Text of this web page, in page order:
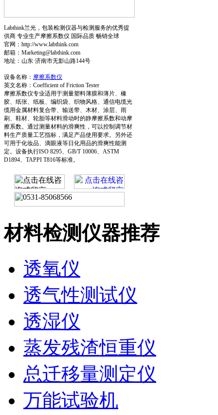
Labthink兰光，包装检测仪器与检测服务的优秀提
供商 专业生产摩擦系数仪 国际品质 畅销全球
官网：http://www.labthink.com
邮箱：Marketing@labthink.com
地址：山东·济南市无影山路144号
设备名称： 摩擦系数仪
英文名称：Coefficient of Friction Tester
摩擦系数仪专业适用于测量塑料薄膜和薄片、橡
胶、纸张、纸板、编织袋、织物风格、通信电缆光
缆用金属材料复合带、输送带、木材、涂层、雨
刷、鞋材、轮胎等材料滑动时的静摩擦系数和动摩
擦系数。通过测量材料的滑爽性，可以控制调节材
料生产质量工艺指标，满足产品使用要求。另外还
可用于化妆品、滴眼液等日化用品的滑爽性能测
定。设备执行ISO 8295、GB/T 10006、ASTM
D1894、TAPPI T816等标准。
材料检测仪器推荐
透氧仪
透气性测试仪
透湿仪
蒸发残渣恒重仪
总迁移量测定仪
万能试验机